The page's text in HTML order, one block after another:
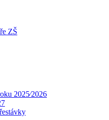
ZŠ
2025⁄2026